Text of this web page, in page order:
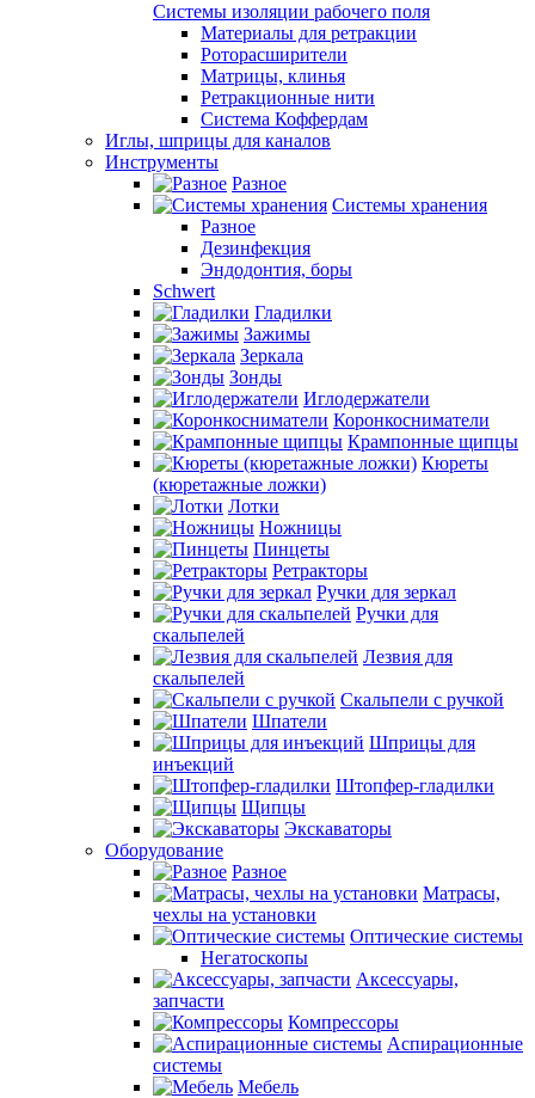
Системы изоляции рабочего поля
Материалы для ретракции
Роторасширители
Матрицы, клинья
Ретракционные нити
Система Коффердам
Иглы, шприцы для каналов
Инструменты
Разное
Системы хранения
Разное
Дезинфекция
Эндодонтия, боры
Schwert
Гладилки
Зажимы
Зеркала
Зонды
Иглодержатели
Коронкосниматели
Крампонные щипцы
Кюреты
(кюретажные ложки)
Лотки
Ножницы
Пинцеты
Ретракторы
Ручки для зеркал
Ручки для
скальпелей
Лезвия для
скальпелей
Скальпели с ручкой
Шпатели
Шприцы для
инъекций
Штопфер-гладилки
Щипцы
Экскаваторы
Оборудование
Разное
Матрасы,
чехлы на установки
Оптические системы
Негатоскопы
Аксессуары,
запчасти
Компрессоры
Аспирационные
системы
Мебель